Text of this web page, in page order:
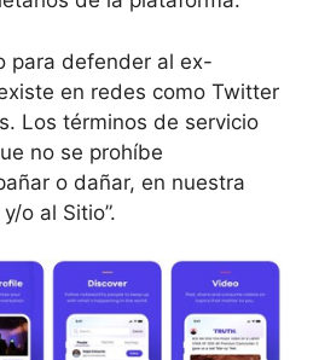
para defender al ex-
en redes como Twitter
Los términos de servicio
no se prohíbe
o dañar, en nuestra
o al Sitio”.